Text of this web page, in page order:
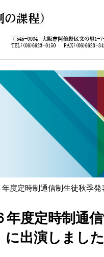
度定時制通信制生徒秋季発
度定時制通
に出演しました